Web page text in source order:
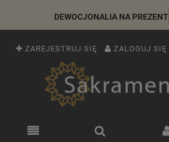
DEWOCJONALIA NA PREZENT
ZAREJESTRUJ SIĘ ZALOGUJ SIĘ